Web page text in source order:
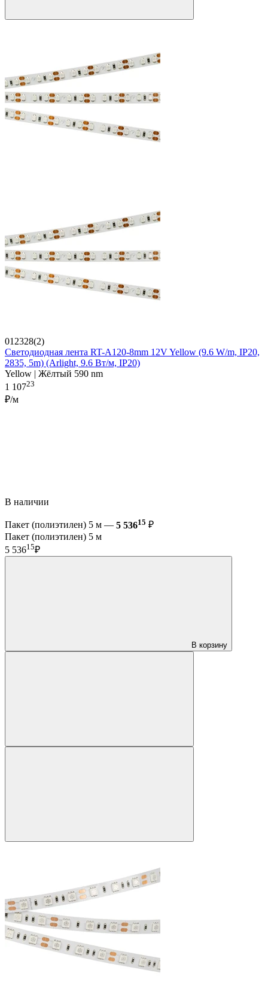
012328(2)
Светодиодная лента RT-A120-8mm 12V Yellow (9.6 W/m, IP20,
2835, 5m) (Arlight, 9.6 Вт/м, IP20)
Yellow | Жёлтый 590 nm
1 10723
₽/м
В наличии
Пакет (полиэтилен) 5 м — 5 53615 ₽
Пакет (полиэтилен) 5 м
5 53615₽
В корзину